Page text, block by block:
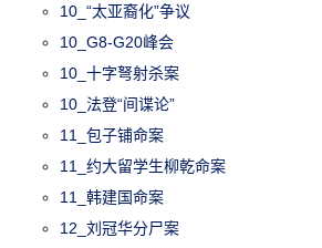
10_“太亚裔化”争议
10_G8-G20峰会
10_十字弩射杀案
10_法登“间谍论”
11_包子铺命案
11_约大留学生柳乾命案
11_韩建国命案
12_刘冠华分尸案